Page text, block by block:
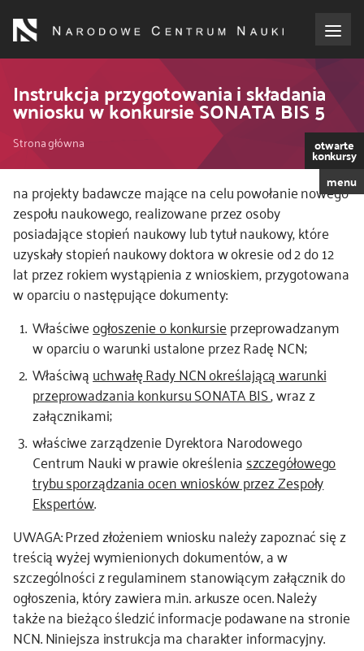
treści
dla wnioskodawców
dla realizujących projekty
dla ekspertów
efekty NCN
współpraca międzynarodowa
nagroda NCN
kontakt
Instrukcja przygotowania i składania
wniosku w konkursie SONATA BIS 5
Ścieżka
nawigacyjna
Strona główna otwarte
konkursy
menu
na projekty badawcze mające na celu powołanie nowego
zespołu naukowego, realizowane przez osoby
posiadające stopień naukowy lub tytuł naukowy, które
uzyskały stopień naukowy doktora w okresie od 2 do 12
lat przez rokiem wystąpienia z wnioskiem, przygotowana
w oparciu o następujące dokumenty:
Właściweogłoszenie o konkursieprzeprowadzanym
w oparciu o warunki ustalone przez Radę NCN;
Właściwąuchwałę Rady NCN określającą warunki
przeprowadzania konkursu SONATA BIS, wraz z
załącznikami;
właściwe zarządzenie Dyrektora Narodowego
Centrum Nauki w prawie określeniaszczegółowego
trybu sporządzania ocen wniosków przez Zespoły
Ekspertów.
UWAGA: Przed złożeniem wniosku należy zapoznać się z
treścią wyżej wymienionych dokumentów, a w
szczególności z regulaminem stanowiącym załącznik do
ogłoszenia, który zawiera m.in. arkusze ocen. Należy
także na bieżąco śledzić informacje podawane na stronie
NCN. Niniejsza instrukcja ma charakter informacyjny.